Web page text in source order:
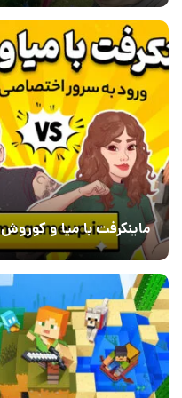
ماینکرفت با میا و کوروش
7
30 دی 1403